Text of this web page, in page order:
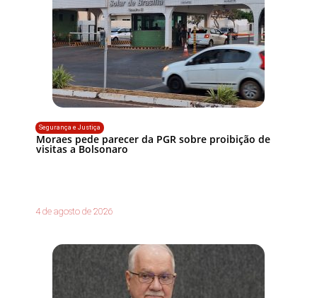
Segurança e Justiça
Moraes pede parecer da PGR sobre proibição de
visitas a Bolsonaro
4 de agosto de 2026